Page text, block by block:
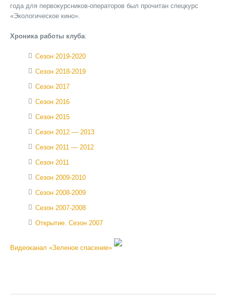
года для первокурсников-операторов был прочитан спецкурс
«Экологическое кино».
Хроника работы клуба:
Сезон 2019-2020
Сезон 2018-2019
Сезон 2017
Сезон 2016
Сезон 2015
Сезон 2012 — 2013
Сезон 2011 — 2012
Сезон 2011
Сезон 2009-2010
Сезон 2008-2009
Сезон 2007-2008
Открытие. Сезон 2007
Видеоканал «Зеленое спасение»